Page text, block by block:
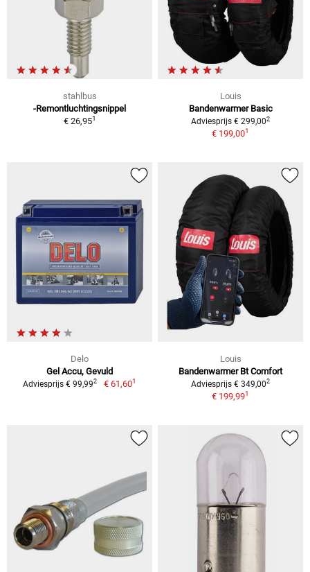
stahlbus
-Remontluchtingsnippel
€ 26,951
Louis
Bandenwarmer Basic
Adviesprijs € 299,002
€ 199,001
Delo
Gel Accu, Gevuld
Adviesprijs € 99,992 € 61,601
Louis
Bandenwarmer Bt Comfort
Adviesprijs € 349,002
€ 199,991